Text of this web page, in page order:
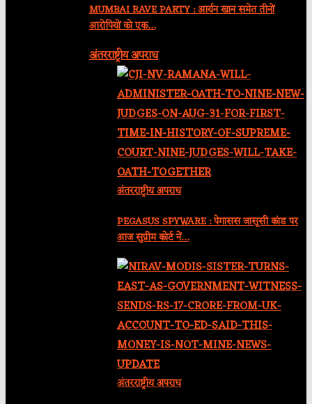
MUMBAI RAVE PARTY : आर्यन खान समेत तीनों
आरोपियों को एक…
अंतरराष्ट्रीय अपराध
अंतरराष्ट्रीय अपराध
PEGASUS SPYWARE : पेगासस जासूसी कांड पर
आज सुप्रीम कोर्ट नें…
अंतरराष्ट्रीय अपराध